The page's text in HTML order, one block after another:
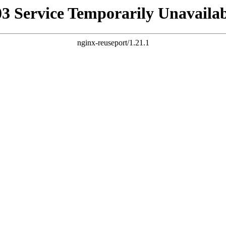
Service Temporarily
nginx-reuseport/1.21.1